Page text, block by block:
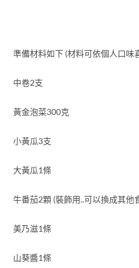
準備材料如下 (材料可依個人口味
中卷2支
黃金泡菜300克
小黃瓜3支
大黃瓜1條
牛番茄2顆 (裝飾用..可以換成其他
美乃滋1條
山葵醬1條